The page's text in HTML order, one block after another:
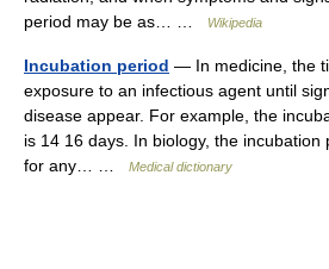
period may be as… …
Wikipedia
Incubation period — In medicine, the
exposure to an infectious agent until
disease appear. For example, the
is 14 16 days. In biology, the incubation
for any… …
Medical dictionary